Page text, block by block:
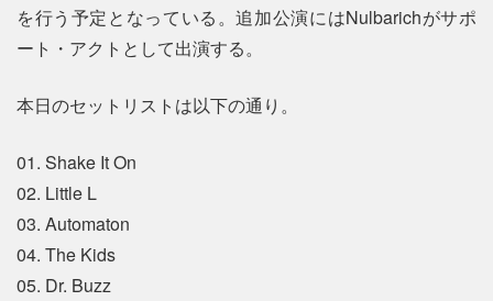
を行う予定となっている。追加公演にはNulbarichがサポ
ート・アクトとして出演する。
本日のセットリストは以下の通り。
01. Shake It On
02. Little L
03. Automaton
04. The Kids
05. Dr. Buzz